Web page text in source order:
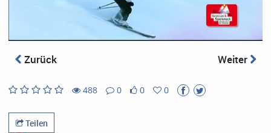
Zurück Weiter
488
views
0
Kommentare
0
likes
0
favorites
Teilen